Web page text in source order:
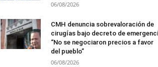
06/08/2026
CMH denuncia sobrevaloración de
cirugías bajo decreto de
“No se negociaron precios a favor
del pueblo”
06/08/2026